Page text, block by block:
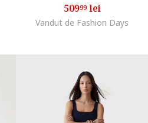
50999lei
Vandut de Fashion Days